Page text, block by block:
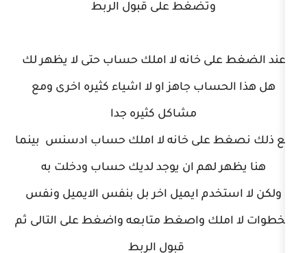
وتضغط على قبول الربط
خانه لا املك حساب حتى لا يظهر لك
جاهز او لا اشياء كثيره اخرى ومع
خانه لا املك حساب ادسنس بينما
ان يوجد لديك حساب ودخلت به
ايميل اخر بل بنفس الايميل ونفس
واصغط متابعه واضغط على التالى ثم